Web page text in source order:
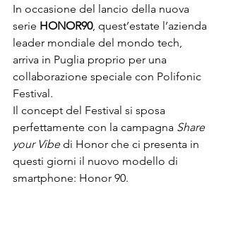
In occasione del lancio della nuova
serie HONOR90, quest’estate l’azienda
leader mondiale del mondo tech,
arriva in Puglia proprio per una
collaborazione speciale con Polifonic
Festival.
Il concept del Festival si sposa
perfettamente con la campagna Share
your Vibe di Honor che ci presenta in
questi giorni il nuovo modello di
smartphone: Honor 90.